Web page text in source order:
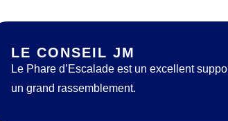
LE CONSEIL JM
Le Phare d’Escalade est un excellent
un grand rassemblement.